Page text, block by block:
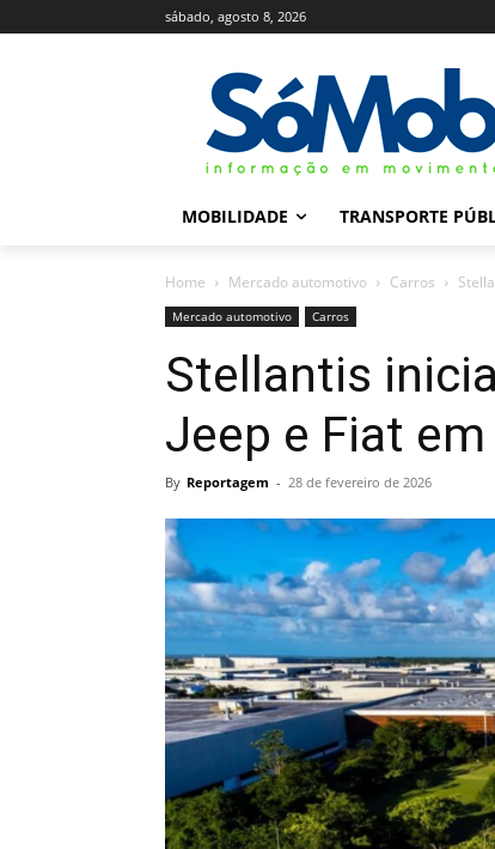
sábado, agosto 8, 2026
MOBILIDADE TRANSPORTE
Home Mercado automotivo Carros
Mercado automotivo Carros
Stellantis
Jeep e Fiat
By Reportagem - 28 de fevereiro de 2026